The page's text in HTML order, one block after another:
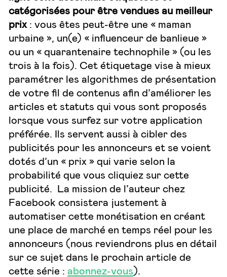
catégorisées pour être vendues au meilleur
prix : vous êtes peut-être une « maman
urbaine », un(e) « influenceur de banlieue »
ou un « quarantenaire technophile » (ou les
trois à la fois). Cet étiquetage vise à mieux
paramétrer les algorithmes de présentation
de votre fil de contenus afin d’améliorer les
articles et statuts qui vous sont proposés
lorsque vous surfez sur votre application
préférée. Ils servent aussi à cibler des
publicités pour les annonceurs et se voient
dotés d’un « prix » qui varie selon la
probabilité que vous cliquiez sur cette
publicité. La mission de l’auteur chez
Facebook consistera justement à
automatiser cette monétisation en créant
une place de marché en temps réel pour les
annonceurs (nous reviendrons plus en détail
sur ce sujet dans le prochain article de
cette série : abonnez-vous).